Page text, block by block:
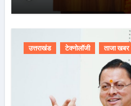
उत्तराखंड टेक्नोलॉजी ताजा खबर